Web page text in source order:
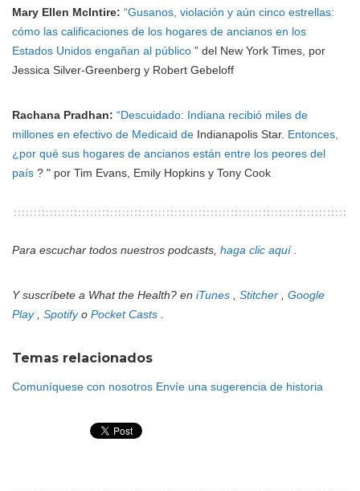
Mary Ellen McIntire: “Gusanos, violación y aún cinco estrellas:
cómo las calificaciones de los hogares de ancianos en los
Estados Unidos engañan al público ” del New York Times, por
Jessica Silver-Greenberg y Robert Gebeloff
Rachana Pradhan: “Descuidado: Indiana recibió miles de
millones en efectivo de Medicaid de Indianapolis Star. Entonces,
¿por qué sus hogares de ancianos están entre los peores del
país ? " por Tim Evans, Emily Hopkins y Tony Cook
Para escuchar todos nuestros podcasts, haga clic aquí.
Y suscríbete a What the Health? en iTunes Stitcher
Google
Play, Spotifyo Pocket Casts
Temas relacionados
Comuníquese con nosotros Envíe una sugerencia de historia